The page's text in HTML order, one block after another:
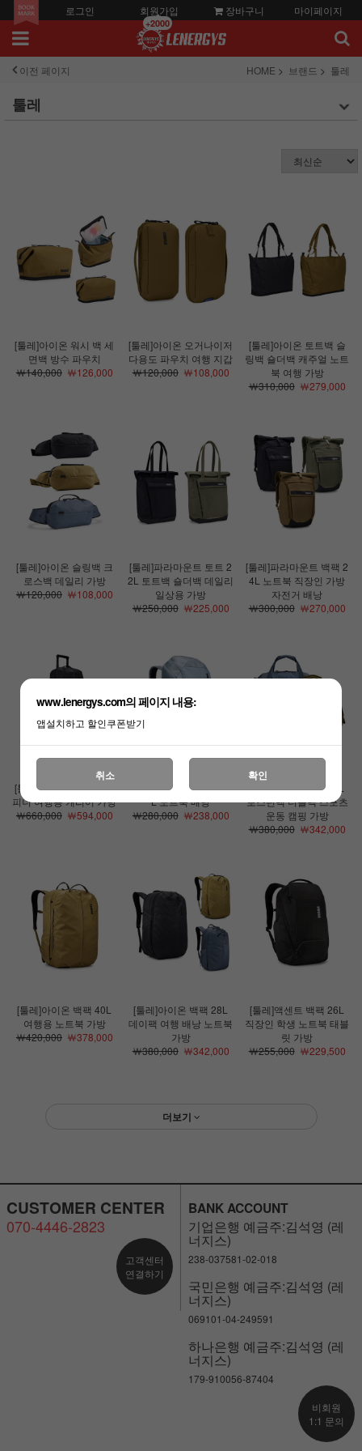
로그인 회원가입
+2000
장바구니 마이페이지
이전 페이지 HOME 브랜드 툴레
툴레
[툴레]아이온 워시 백 세
면백 방수 파우치
￦140,000￦126,000
[툴레]아이온 오거나이저
다용도 파우치 여행 지갑
￦120,000￦108,000
[툴레]아이온 토트백 슬
링백 숄더백 캐주얼 노트
북 여행 가방
￦310,000￦279,000
[툴레]아이온 슬링백 크
로스백 데일리 가방
￦120,000￦108,000
[툴레]파라마운트 토트 2
2L 토트백 숄더백 데일리
일상용 가방
￦250,000￦225,000
[툴레]파라마운트 백팩 2
4L 노트북 직장인 가방
자전거 배낭
￦300,000￦270,000
[툴레]아이온 캐리 온 스
피너 여행용 캐리어 가방
￦660,000￦594,000
[툴레]캐즘 랩톱 백팩 26
L 노트북 배낭
￦280,000￦238,000
[툴레]아이온 더플 35L
보스턴백 더플백 스포츠
운동 캠핑 가방
￦380,000￦342,000
[툴레]아이온 백팩 40L
여행용 노트북 가방
￦420,000￦378,000
[툴레]아이온 백팩 28L
데이팩 여행 배낭 노트북
가방
￦380,000￦342,000
[툴레]액센트 백팩 26L
직장인 학생 노트북 태블
릿 가방
￦255,000￦229,500
더보기
CUSTOMER CENTER
070-4446-2823
고객센터
연결하기
BANK ACCOUNT
기업은행 예금주:김석영 (레
너지스)
238-037581-02-018
국민은행 예금주:김석영 (레
너지스)
069101-04-249591
하나은행 예금주:김석영 (레
너지스)
179-910056-87404
비회원
1:1 문의
www.lenergys.com의 페이지 내용:
앱설치하고 할인쿠폰받기
취소 확인